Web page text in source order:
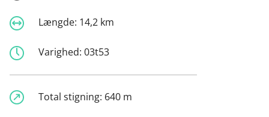
Længde: 14,2 km
Varighed: 03t53
Total stigning: 640 m